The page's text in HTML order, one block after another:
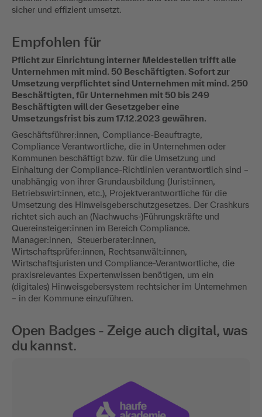
sicher und effizient umsetzt.
Empfohlen für
Pflicht zur Einrichtung interner Meldestellen trifft alle
Unternehmen mit mind. 50 Beschäftigten. Sofort zur
Umsetzung verpflichtet sind Unternehmen mit mind. 250
Beschäftigten, für Unternehmen mit 50 bis 249
Beschäftigten will der Gesetzgeber eine
Umsetzungsfrist bis zum 17.12.2023 gewähren.
Geschäftsführer:innen, Compliance-Beauftragte,
Compliance Verantwortliche, die in Unternehmen oder
Kommunen beschäftigt bzw. für die Umsetzung und
Einhaltung der Compliance-Richtlinien verantwortlich sind –
unabhängig von ihrer Grundausbildung (Jurist:innen,
Betriebswirt:innen, etc.), Projektverantwortliche für die
Umsetzung des Hinweisgeberschutzgesetzes. Der Crashkurs
richtet sich auch an (Nachwuchs-)Führungskräfte und
Quereinsteiger:innen im Bereich Compliance.
Manager:innen, Steuerberater:innen,
Wirtschaftsprüfer:innen, Rechtsanwält:innen,
Wirtschaftsjuristen und Compliance-Verantwortliche, die
praxisrelevantes Expertenwissen benötigen, um ein
(digitales) Hinweisgebersystem rechtsicher im Unternehmen
– in der Kommune einzuführen.
Open Badges - Zeige auch digital, was
du kannst.